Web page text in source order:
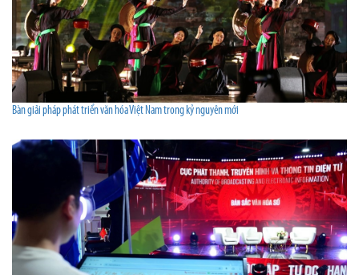
Bàn giải pháp phát triển văn hóa Việt Nam trong kỷ nguyên mới